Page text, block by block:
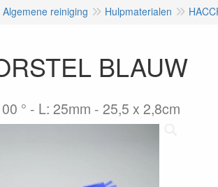
Algemene reiniging Hulpmaterialen
BLAUW
° - L: 25mm - 25,5 x 2,8cm